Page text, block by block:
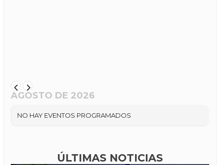
AGOSTO DE 2026
NO HAY EVENTOS PROGRAMADOS
ÚLTIMAS NOTICIAS